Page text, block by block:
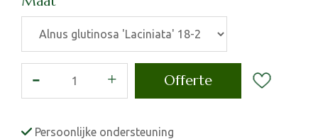
Persoonlijke ondersteuning